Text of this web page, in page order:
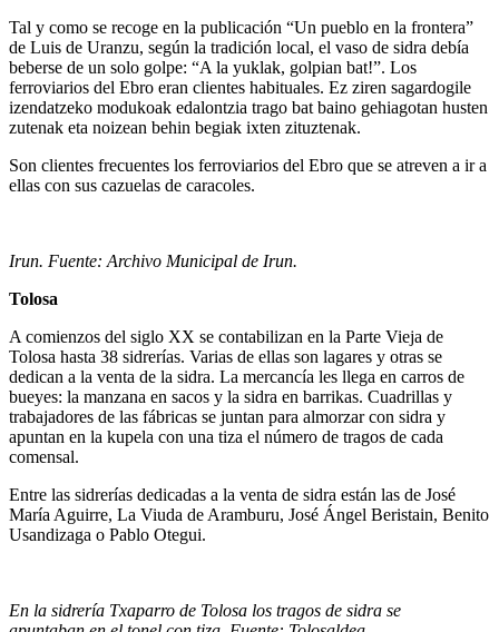
Tal y como se recoge en la publicación “Un pueblo en la frontera”
de Luis de Uranzu, según la tradición local, el vaso de sidra debía
beberse de un solo golpe: “A la yuklak, golpian bat!”. Los
ferroviarios del Ebro eran clientes habituales. Ez ziren sagardogile
izendatzeko modukoak edalontzia trago bat baino gehiagotan husten
zutenak eta noizean behin begiak ixten zituztenak.
Son clientes frecuentes los ferroviarios del Ebro que se atreven a ir a
ellas con sus cazuelas de caracoles.
Irun. Fuente: Archivo Municipal de Irun.
Tolosa
A comienzos del siglo XX se contabilizan en la Parte Vieja de
Tolosa hasta 38 sidrerías. Varias de ellas son lagares y otras se
dedican a la venta de la sidra. La mercancía les llega en carros de
bueyes: la manzana en sacos y la sidra en barrikas. Cuadrillas y
trabajadores de las fábricas se juntan para almorzar con sidra y
apuntan en la kupela con una tiza el número de tragos de cada
comensal.
Entre las sidrerías dedicadas a la venta de sidra están las de José
María Aguirre, La Viuda de Aramburu, José Ángel Beristain, Benito
Usandizaga o Pablo Otegui.
En la sidrería Txaparro de Tolosa los tragos de sidra se